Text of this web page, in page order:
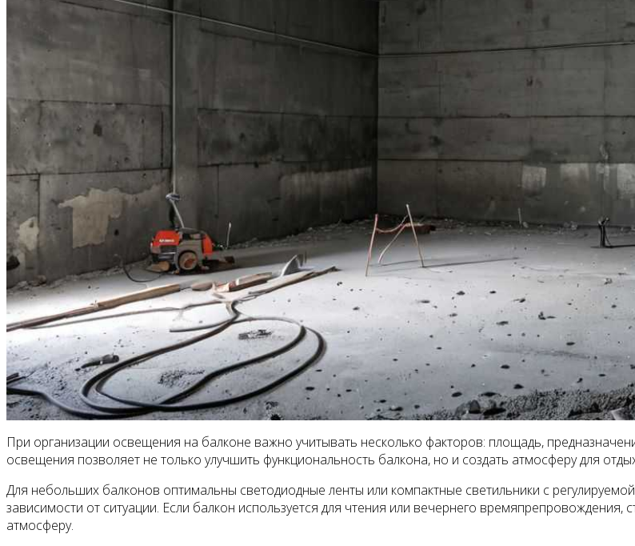
При организации освещения на балконе важно учитывать несколько факторов: площадь,
освещения позволяет не только улучшить функциональность балкона, но и создать атмосферу для
Для небольших балконов оптимальны светодиодные ленты или компактные светильники с
зависимости от ситуации. Если балкон используется для чтения или вечернего
атмосферу.